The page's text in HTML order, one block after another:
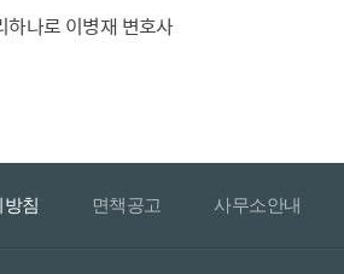
하나로 이병재 변호사
침 면책공고 사무소안내